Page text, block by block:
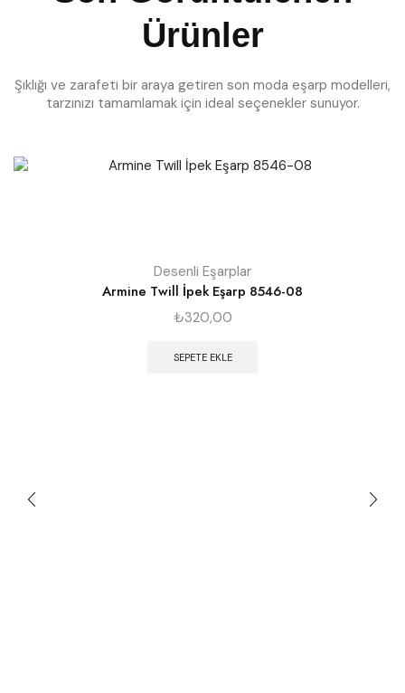
Ürünler
Şıklığı ve zarafeti bir araya getiren son moda eşarp modelleri,
tarzınızı tamamlamak için ideal seçenekler sunuyor.
Desenli Eşarplar
Armine Twill İpek Eşarp 8546-08
₺320,00
SEPETE EKLE